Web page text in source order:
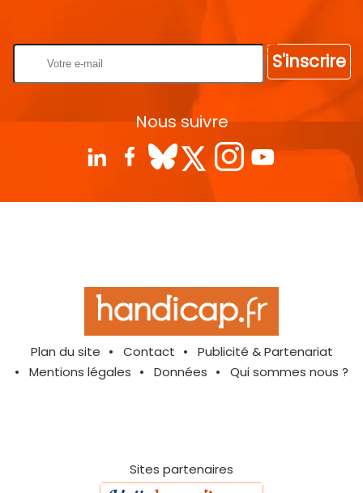
S'inscrire
Nous suivre
Plan du site Contact
Publicité & Partenariat
Mentions légales
Données Qui sommes nous ?
Sites partenaires